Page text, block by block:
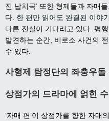
진 납치극’ 또한 형제들과 자매
다. 한 편만 읽어도 완결된 이야
다른 진실이 기다리고 있다. 평
발견하는 순간, 비로소 사건의
수 있다.
사형제 탐정단의 좌충우돌
상점가의 드라마에 얽힌 수
‘자매 편’이 상점가를 향한 자매